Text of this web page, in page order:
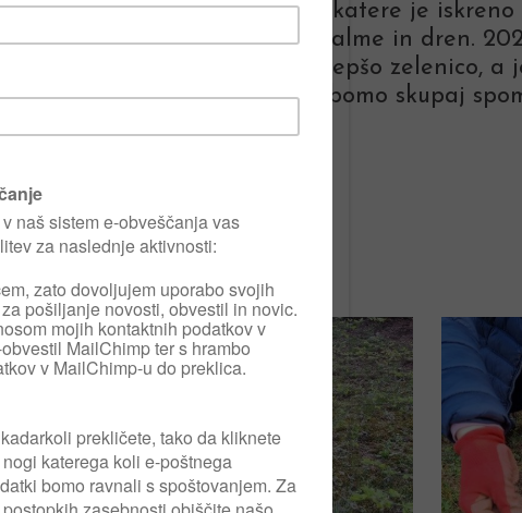
tudi na pušpanih, na katere je iskreno
tudi na cedro, cikas palme in dren.
Gaia nagrado za najlepšo zelenico,
poškodovala, zato jo bomo skupaj